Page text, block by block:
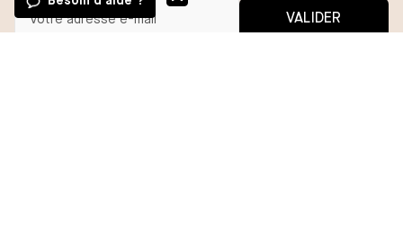
VALIDER